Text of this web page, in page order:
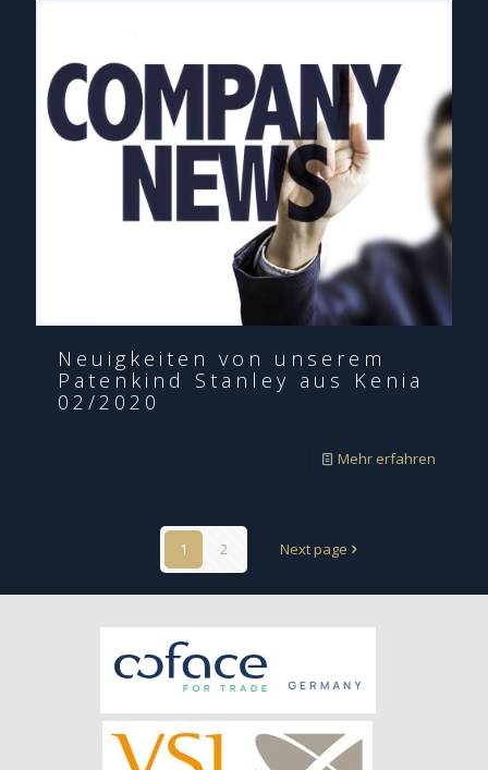
Neuigkeiten von unserem
Patenkind Stanley aus Kenia
02/2020
Mehr erfahren
1 2 Next page